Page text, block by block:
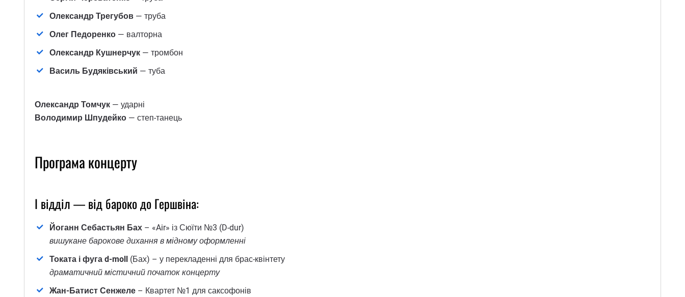
Олександр Трегубов — труба
Олег Педоренко — валторна
Олександр Кушнерчук — тромбон
Василь Будяківський — туба
Олександр Томчук — ударні
Володимир Шпудейко — степ-танець
Програма концерту
І відділ — від бароко до Гершвіна:
Йоганн Себастьян Бах – «Air» із Сюїти №3 (D-dur)
вишукане барокове дихання в мідному оформленні
Токата і фуга d-moll (Бах) – у перекладенні для брас-квінтету
драматичний містичний початок концерту
Жан-Батист Сенжеле – Квартет №1 для саксофонів